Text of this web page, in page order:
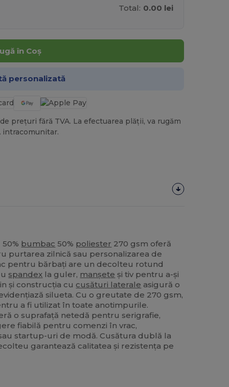
Total: 0.00 lei
în Coș
personalizată
prețuri fără TVA. La efectuarea plății, va rugăm
intracomunitar.
bumbac 50% poliester 270 gsm oferă
purtarea zilnică sau personalizarea de
pentru bărbați are un decolteu rotund
spandex la guler, manșete și tiv pentru a-și
și construcția cu cusături laterale asigură o
silueta. Cu o greutate de 270 gsm,
a fi utilizat în toate anotimpurile.
o suprafață netedă pentru serigrafie,
fiabilă pentru comenzi în vrac,
startup-uri de modă. Cusătura dublă la
garantează calitatea și rezistența pe